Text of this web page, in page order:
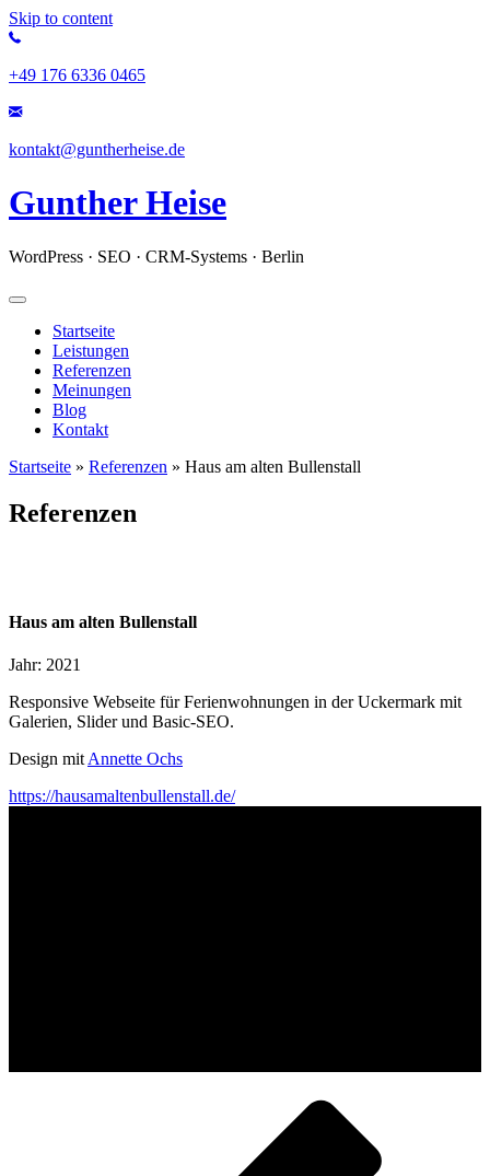
Skip to content
+49 176 6336 0465
kontakt@guntherheise.de
Gunther Heise
WordPress · SEO · CRM-Systems · Berlin
Startseite
Leistungen
Referenzen
Meinungen
Blog
Kontakt
Startseite » Referenzen » Haus am alten Bullenstall
Referenzen
Haus am alten Bullenstall
Jahr: 2021
Responsive Webseite für Ferienwohnungen in der Uckermark mit
Galerien, Slider und Basic-SEO.
Design mit Annette Ochs
https://hausamaltenbullenstall.de/